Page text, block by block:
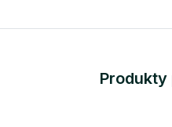
Produkty